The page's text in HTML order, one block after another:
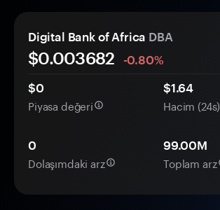
Digital Bank of Africa DBA
$0.003682
-0.80%
$0
Piyasa değeri
$1.64
Hacim (24s)
0
Dolaşımdaki arz
99.00M
Toplam arz